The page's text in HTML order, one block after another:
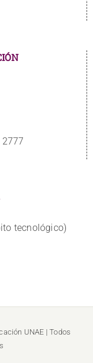
tecnológico)
UNAE | Todos